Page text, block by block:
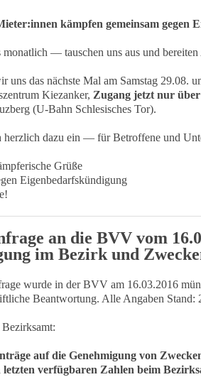
kämpfen gemeinsam gegen
monatlich — tauschen uns aus und
uns das nächste Mal am Samstag 29.08.
Kiezanker, Zugang jetzt nur
(U-Bahn Schlesisches Tor).
herzlich dazu ein — für Betroffene und
Grüße
Eigenbedarfskündigung
an die BVV vom
im Bezirk und
wurde in der BVV am 16.03.2016
Beantwortung. Alle Angaben Stand:
auf die Genehmigung von
letzten verfügbaren Zahlen beim